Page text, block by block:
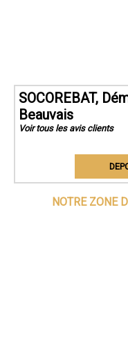
SOCOREBAT,
Beauvais
Voir tous les avis clients
NOTRE ZONE